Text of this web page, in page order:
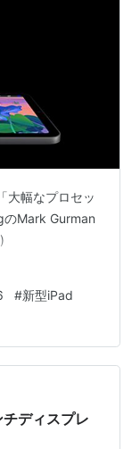
大幅なプロセッ
のMark Gurman
#新型iPad
ディスプレ